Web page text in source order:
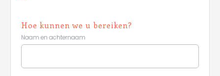
Hoe kunnen we u bereiken?
Naam en achternaam